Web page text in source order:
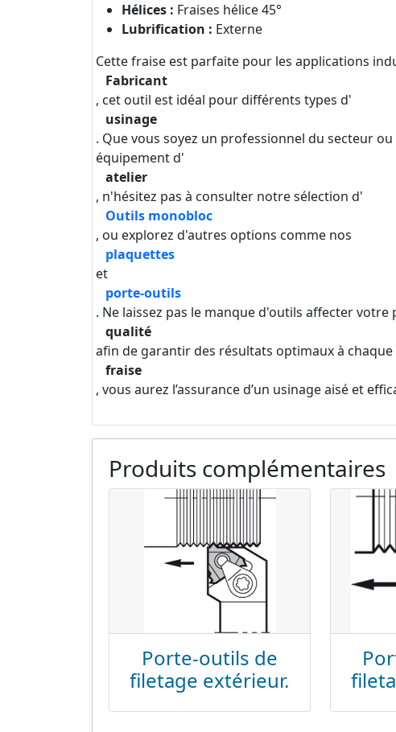
Hélices : Fraises hélice 45°
Lubrification : Externe
Cette fraise est parfaite pour les applications
Fabricant
, cet outil est idéal pour différents types d'
usinage
. Que vous soyez un professionnel du secteur
équipement d'
atelier
, n'hésitez pas à consulter notre sélection d'
Outils monobloc
, ou explorez d'autres options comme nos
plaquettes
et
porte-outils
. Ne laissez pas le manque d'outils affecter
qualité
afin de garantir des résultats optimaux à
fraise
, vous aurez l’assurance d’un usinage aisé et
Produits complémentaires
Porte-outils de
filetage extérieur.